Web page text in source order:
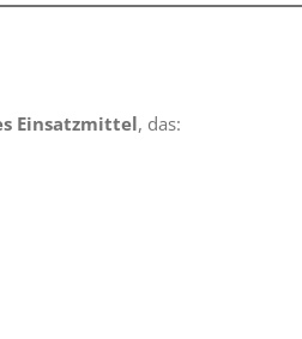
Einsatzmittel, das: